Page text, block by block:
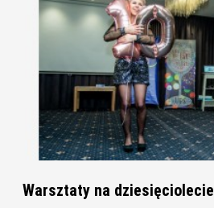
Warsztaty na dziesięciolecie